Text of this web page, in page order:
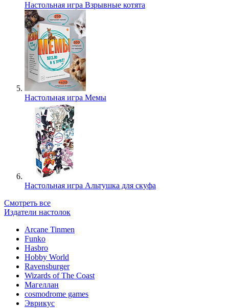
Настольная игра Взрывные котята
Настольная игра Мемы
Настольная игра Альтушка для скуфа
Смотреть все
Издатели настолок
Arcane Tinmen
Funko
Hasbro
Hobby World
Ravensburger
Wizards of The Coast
Магеллан
сosmodrome games
Эврикус